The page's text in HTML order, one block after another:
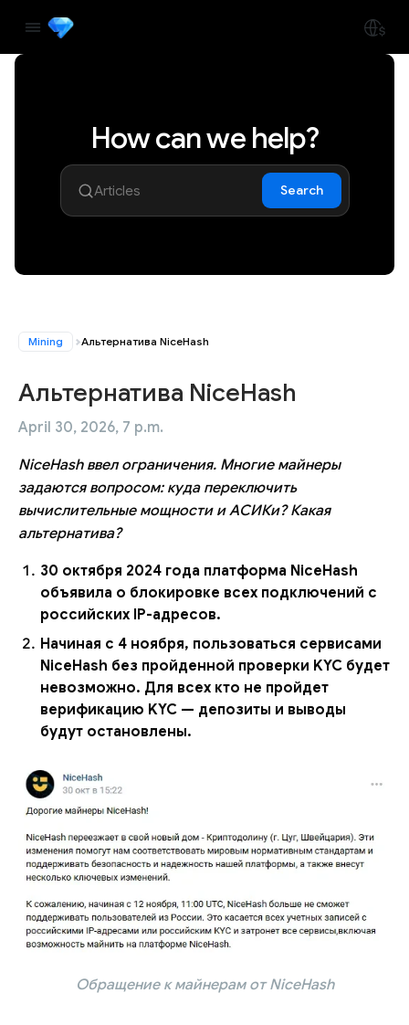
How can we help?
Search
Mining Альтернатива NiceHash
Альтернатива NiceHash
April 30, 2026, 7 p.m.
NiceHash ввел ограничения. Многие майнеры
задаются вопросом: куда переключить
вычислительные мощности и АСИКи? Какая
альтернатива?
30 октября 2024 года платформа NiceHash
объявила о блокировке всех подключений с
российских IP-адресов.
Начиная с 4 ноября, пользоваться сервисами
NiceHash без пройденной проверки KYC будет
невозможно. Для всех кто не пройдет
верификацию KYC — депозиты и выводы
будут остановлены.
Обращение к майнерам от NiceHash